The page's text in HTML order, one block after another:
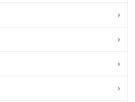
›
›
›
›